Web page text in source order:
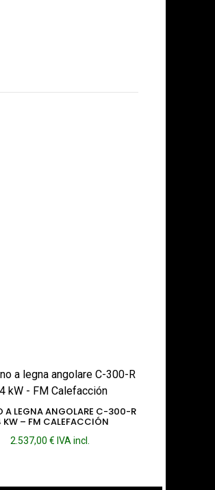
A LEGNA ANGOLARE C-300-R
KW – FM CALEFACCIÓN
2.537,00€ IVA incl.